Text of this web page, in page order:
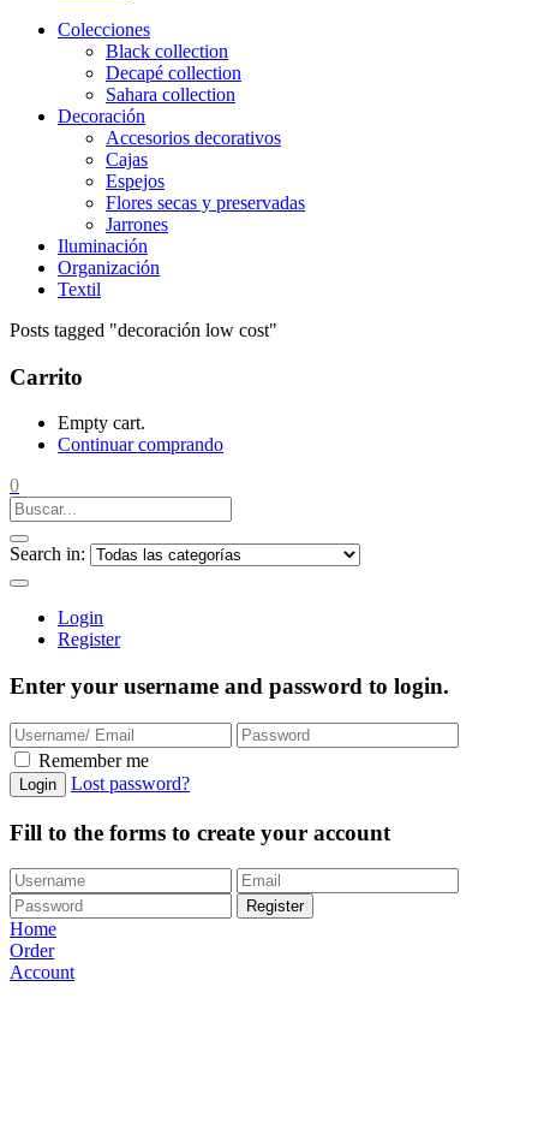
Colecciones
Black collection
Decapé collection
Sahara collection
Decoración
Accesorios decorativos
Cajas
Espejos
Flores secas y preservadas
Jarrones
Iluminación
Organización
Textil
Posts tagged "decoración low cost"
Carrito
Empty cart.
Continuar comprando
0
Search in:
Login
Register
Enter your username and password to login.
Remember me
Login Lost password?
Fill to the forms to create your account
Register
Home
Order
Account